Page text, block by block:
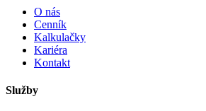
O nás
Cenník
Kalkulačky
Kariéra
Kontakt
Služby